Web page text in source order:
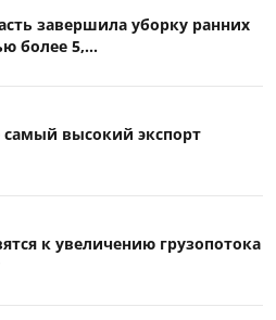
завершила уборку ранних
более 5,...
самый высокий экспорт
к увеличению грузопотока